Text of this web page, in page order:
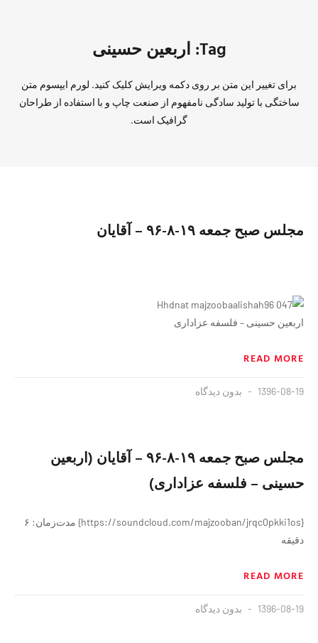
Tag: اربعین حسینی
برای تغییر این متن بر روی دکمه ویرایش کلیک کنید. لورم ایپسوم متن
ساختگی با تولید سادگی نامفهوم از صنعت چاپ و با استفاده از طراحان
گرافیک است.
مجلس صبح جمعه ١٩-٨-٩۶ – آقایان
اربعین حسینی – فلسفه عزاداری
READ MORE
1396-08-19 بدون دیدگاه
مجلس صبح جمعه ١٩-٨-٩۶ – آقایان (اربعین
حسینی – فلسفه عزاداری)
{https://soundcloud.com/majzooban/jrqc0pkki1os} مدت‌زمان: ۶
دقيقه
READ MORE
1396-08-19 بدون دیدگاه